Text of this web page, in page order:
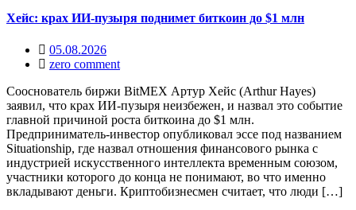
Хейс: крах ИИ-пузыря поднимет биткоин до $1 млн
05.08.2026
zero comment
Сооснователь биржи BitMEX Артур Хейс (Arthur Hayes)
заявил, что крах ИИ-пузыря неизбежен, и назвал это событие
главной причиной роста биткоина до $1 млн.
Предприниматель-инвестор опубликовал эссе под названием
Situationship, где назвал отношения финансового рынка с
индустрией искусственного интеллекта временным союзом,
участники которого до конца не понимают, во что именно
вкладывают деньги. Криптобизнесмен считает, что люди […]